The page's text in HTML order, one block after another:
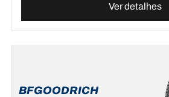
Ver detalhes
BFGOODRICH